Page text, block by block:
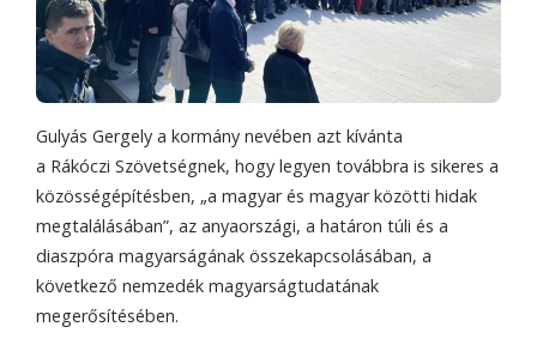
Gulyás Gergely a kormány nevében azt kívánta
a Rákóczi Szövetségnek, hogy legyen továbbra is sikeres a
közösségépítésben, „a magyar és magyar közötti hidak
megtalálásában”, az anyaországi, a határon túli és a
diaszpóra magyarságának összekapcsolásában, a
következő nemzedék magyarságtudatának
megerősítésében.